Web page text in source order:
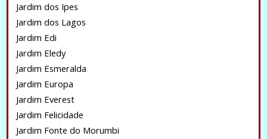
Jardim dos Ipes
Jardim dos Lagos
Jardim Edi
Jardim Eledy
Jardim Esmeralda
Jardim Europa
Jardim Everest
Jardim Felicidade
Jardim Fonte do Morumbi